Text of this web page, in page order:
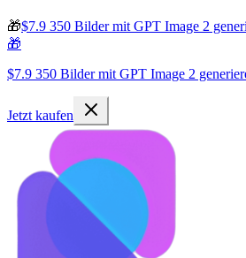
🎁$7.9 350 Bilder mit GPT Image 2
🎁
$7.9 350 Bilder mit GPT Image 2
Jetzt kaufen